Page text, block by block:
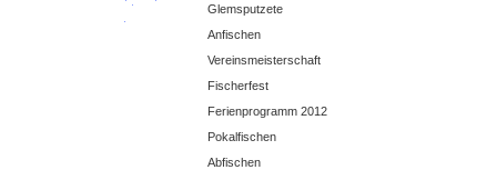
Glemsputzete
Anfischen
Vereinsmeisterschaft
Fischerfest
Ferienprogramm 2012
Pokalfischen
Abfischen